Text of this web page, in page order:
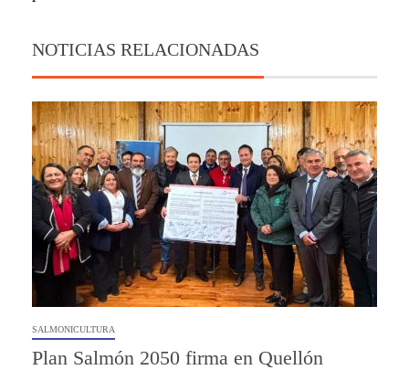
NOTICIAS RELACIONADAS
SALMONICULTURA
Plan Salmón 2050 firma en Quellón